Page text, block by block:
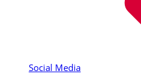
Social Media